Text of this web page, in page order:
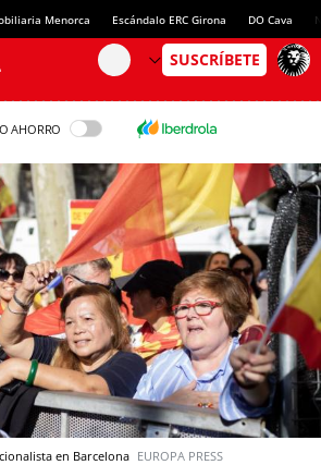
Menorca Escándalo ERC Girona DO Cava
AHORRO
en Barcelona EUROPA PRESS